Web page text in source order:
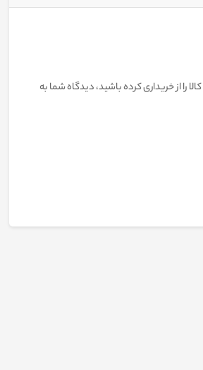
را از خریداری کرده باشید، دیدگاه شما به